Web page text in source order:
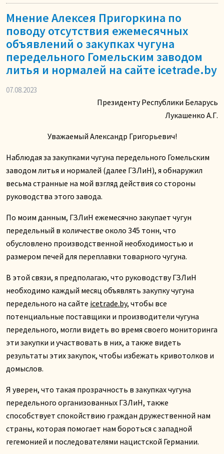
Мнение Алексея Пригоркина по
поводу отсутствия ежемесячных
объявлений о закупках чугуна
передельного Гомельским заводом
литья и нормалей на сайте icetrade.by
07.08.2023
Президенту Республики Беларусь
Лукашенко А.Г.
Уважаемый Александр Григорьевич!
Наблюдая за закупками чугуна передельного Гомельским
заводом литья и нормалей (далее ГЗЛиН), я обнаружил
весьма странные на мой взгляд действия со стороны
руководства этого завода.
По моим данным, ГЗЛиН ежемесячно закупает чугун
передельный в количестве около 345 тонн, что
обусловлено производственной необходимостью и
размером печей для переплавки товарного чугуна.
В этой связи, я предполагаю, что руководству ГЗЛиН
необходимо каждый месяц объявлять закупку чугуна
передельного на сайте icetrade.by, чтобы все
потенциальные поставщики и производители чугуна
передельного, могли видеть во время своего мониторинга
эти закупки и участвовать в них, а также видеть
результаты этих закупок, чтобы избежать кривотолков и
домыслов.
Я уверен, что такая прозрачность в закупках чугуна
передельного организованных ГЗЛиН, также
способствует спокойствию граждан дружественной нам
страны, которая помогает нам бороться с западной
гегемонией и последователями нацистской Германии.